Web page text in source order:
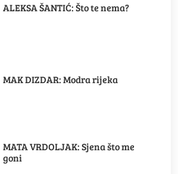
ALEKSA ŠANTIĆ: Što te nema?
MAK DIZDAR: Modra rijeka
MATA VRDOLJAK: Sjena što me
goni